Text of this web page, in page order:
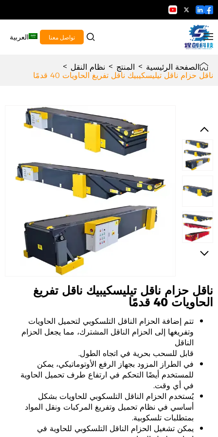
تواصل معنا العربية
الصفحة الرئيسية > المنتج > نظام النقل >
ناقل حزام ناقل تيليسكيبيك ناقل تفريغ الحاويات 40 قدمًا
ناقل حزام ناقل تيليسكيبيك ناقل تفريغ
الحاويات 40 قدمًا
تتم إضافة الحزام الناقل التلسكوبي لتحميل الحاويات
وتفريغها إلى الحزام الناقل المشترك، مما يجعل الحزام
الناقل
قابل للسحب بحرية في اتجاه الطول.
في الطراز المزود بجهاز الرفع الأوتوماتيكي، يمكن
للمستخدم أيضًا التحكم في ارتفاع طرف تحميل الحاوية
في أي وقت.
يُستخدم الحزام الناقل التلسكوبي للحاويات بشكل
أساسي في نظام تحميل وتفريغ المركبات ونقل المواد
بمتطلبات تلسكوبية.
يمكن تشغيل الحزام الناقل التلسكوبي للحاوية في